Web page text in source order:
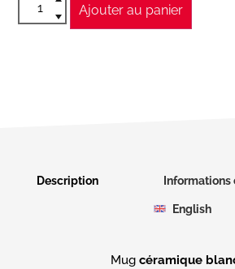
Ajouter au panier
Description
English
Mug céramique